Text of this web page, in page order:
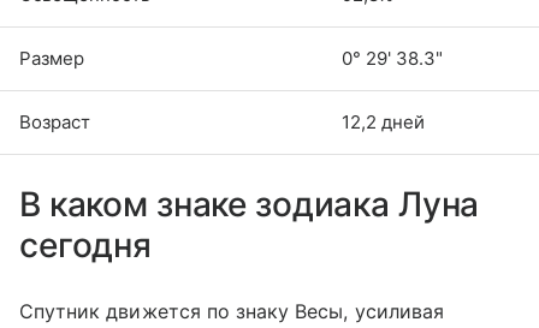
Размер 0° 29' 38.3"
Возраст 12,2 дней
В каком знаке зодиака Луна
сегодня
Спутник движется по знаку Весы, усиливая